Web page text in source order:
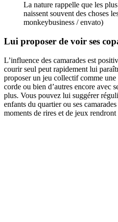
La nature rappelle que les
naissent souvent des choses
monkeybusiness / envato)
Lui proposer de voir ses
L’influence des camarades est
courir seul peut rapidement lui
proposer un jeu collectif comme
corde ou bien d’autres encore avec
plus. Vous pouvez lui suggérer
enfants du quartier ou ses
moments de rires et de jeux